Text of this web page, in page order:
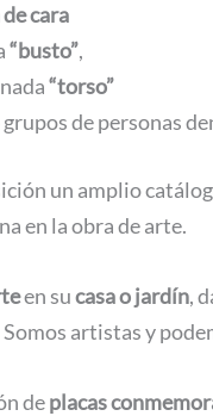
cara
“busto”,
“torso”
de personas
un amplio
en la obra de arte.
en sucasa o jardín,
artistas y
deplacas